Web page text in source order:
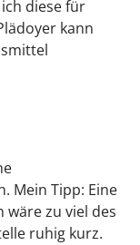
diese für
kann
Mein Tipp: Eine
zu viel des
ruhig kurz.